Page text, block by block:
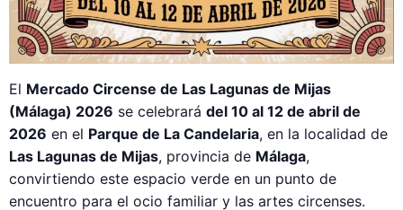
El Mercado Circense de Las Lagunas de Mijas
(Málaga) 2026 se celebrará del 10 al 12 de abril de
2026 en el Parque de La Candelaria, en la localidad de
Las Lagunas de Mijas, provincia de Málaga,
convirtiendo este espacio verde en un punto de
encuentro para el ocio familiar y las artes circenses.